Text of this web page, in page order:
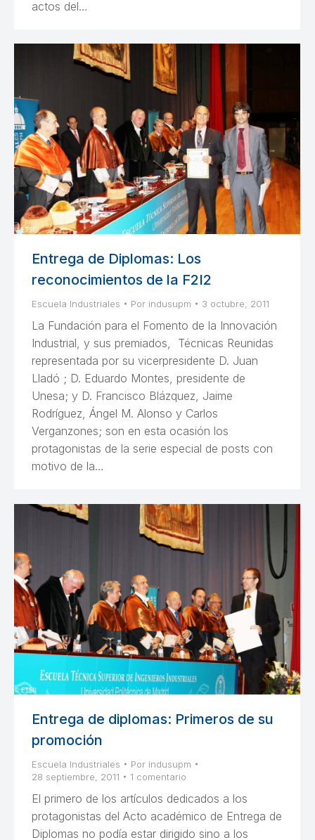
actos del…
Entrega de Diplomas: Los
reconocimientos de la F2I2
Escuela Industriales Por indusupm 3 octubre, 2011
La Fundación para el Fomento de la Innovación
Industrial, y sus premiados, Técnicas Reunidas
representada por su vicerpresidente D. Juan
Lladó ; D. Eduardo Montes, presidente de
Unesa; y D. Francisco Blázquez, Jaime
Rodríguez, Ángel M. Alonso y Carlos
Verganzones; son en esta ocasión los
protagonistas de la serie especial de posts con
motivo de la…
Entrega de diplomas: Primeros de su
promoción
Escuela Industriales Por indusupm
28 septiembre, 2011
1 comentario
El primero de los artículos dedicados a los
protagonistas del Acto académico de Entrega de
Diplomas no podía estar dirigido sino a los